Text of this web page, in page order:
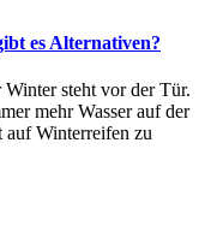
es Alternativen?
steht vor der Tür.
mehr Wasser auf der
auf Winterreifen zu